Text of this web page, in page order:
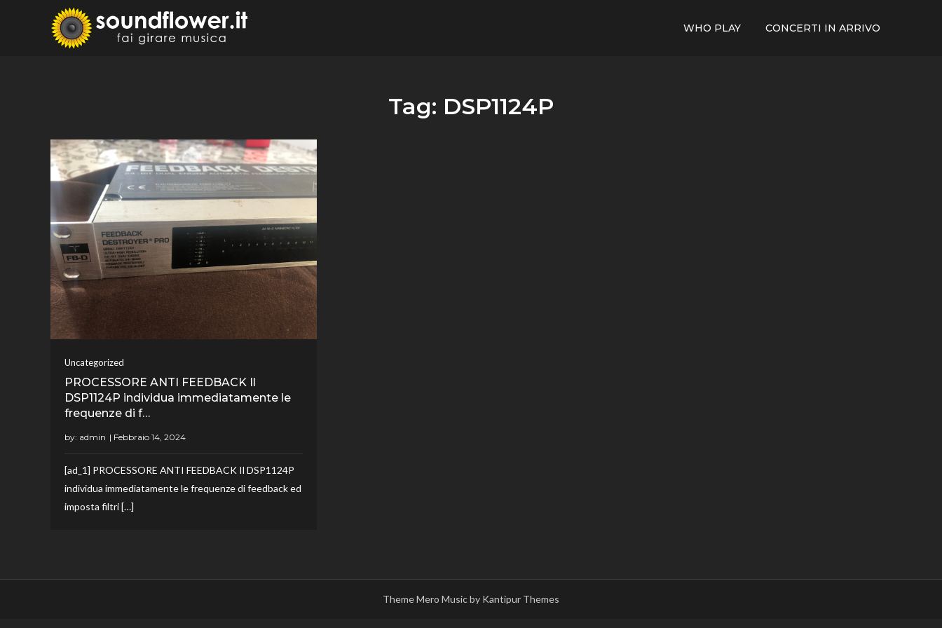
WHO PLAY CONCERTI IN ARRIVO
Tag: DSP1124P
Uncategorized
PROCESSORE ANTI FEEDBACK Il
DSP1124P individua immediatamente le
frequenze di f…
by: admin
[ad_1] PROCESSORE ANTI FEEDBACK Il DSP1124P
individua immediatamente le frequenze di feedback ed
imposta filtri […]
Theme Mero Music by Kantipur Themes